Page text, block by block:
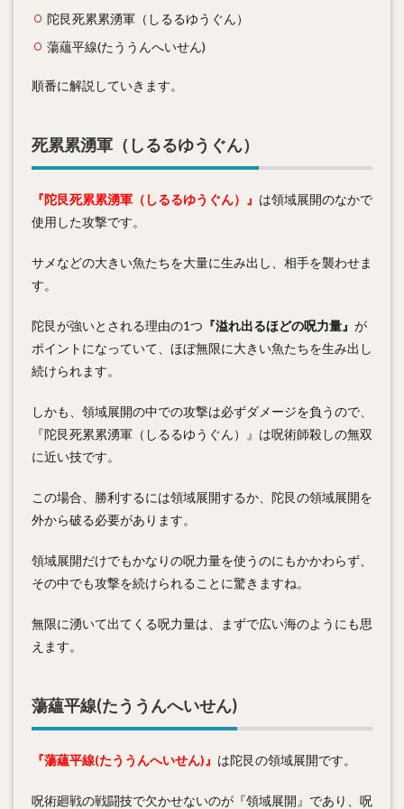
陀艮死累累湧軍（しるるゆうぐん）
蕩蘊平線(たううんへいせん)
順番に解説していきます。
死累累湧軍（しるるゆうぐん）
『陀艮死累累湧軍（しるるゆうぐん）』 は領域展開のなかで
使用した攻撃です。
サメなどの大きい魚たちを大量に生み出し、相手を襲わせま
す。
陀艮が強いとされる理由の1つ 『溢れ出るほどの呪力量』 が
ポイントになっていて、ほぼ無限に大きい魚たちを生み出し
続けられます。
しかも、領域展開の中での攻撃は必ずダメージを負うので、
『陀艮死累累湧軍（しるるゆうぐん）』は呪術師殺しの無双
に近い技です。
この場合、勝利するには領域展開するか、陀艮の領域展開を
外から破る必要があります。
領域展開だけでもかなりの呪力量を使うのにもかかわらず、
その中でも攻撃を続けられることに驚きますね。
無限に湧いて出てくる呪力量は、まずで広い海のようにも思
えます。
蕩蘊平線(たううんへいせん)
『蕩蘊平線(たううんへいせん)』 は陀艮の領域展開です。
呪術廻戦の戦闘技で欠かせないのが『領域展開』であり、呪